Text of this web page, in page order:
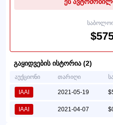
გაყიდვების ისტორია (2)
აუქციონი თარიღი
IAAI 2021-05-19
IAAI 2021-04-07